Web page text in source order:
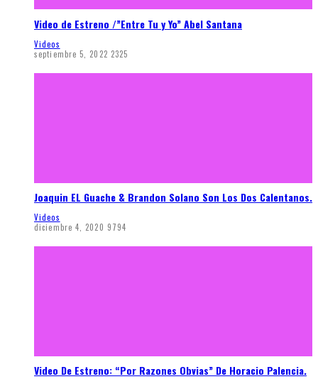
Video de Estreno /”Entre Tu y Yo” Abel Santana
Videos
septiembre 5, 2022 2325
Joaquin EL Guache & Brandon Solano Son Los Dos Calentanos.
Videos
diciembre 4, 2020 9794
Video De Estreno: “Por Razones Obvias” De Horacio Palencia.